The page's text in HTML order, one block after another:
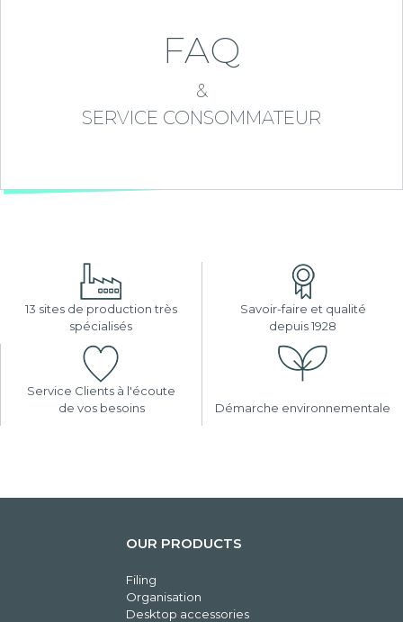
FAQ
&
SERVICE CONSOMMATEUR
13 sites de production très
spécialisés
Savoir-faire et qualité
depuis 1928
Service Clients à l'écoute
de vos besoins
Démarche environnementale
OUR PRODUCTS
Filing
Organisation
Desktop accessories